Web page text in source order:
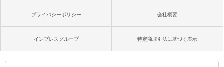
プライバシーポリシー 会社概要
インプレスグループ 特定商取引法に基づく表示